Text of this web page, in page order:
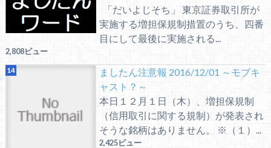
「だいよじそち」 東京証券取引所が
実施する増担保規制措置のうち、四番
目にして最後に実施される...
2,808ビュー
ましたん注意報 2016/12/01 ～モブキ
ャスト？～
本日１２月１日（木）、増担保規制
（信用取引に関する規制）が発表され
そうな銘柄はありません。 ※（１）...
2,425ビュー